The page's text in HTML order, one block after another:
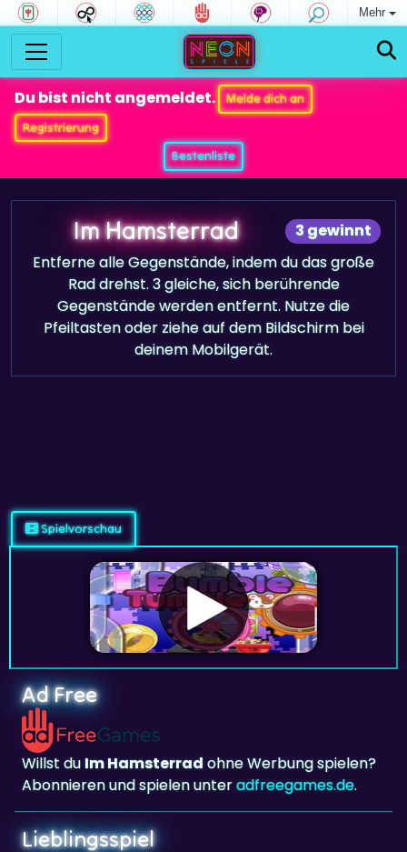
Mehr
Du bist nicht angemeldet.
Melde dich an
Registrierung
Bestenliste
3 gewinnt
Im Hamsterrad
Entferne alle Gegenstände, indem du das große
Rad drehst. 3 gleiche, sich berührende
Gegenstände werden entfernt. Nutze die
Pfeiltasten oder ziehe auf dem Bildschirm bei
deinem Mobilgerät.
Ad Free
Willst duIm Hamsterrad
Abonnieren und spielen unter
Lieblingsspiel
Lieblingsspiel